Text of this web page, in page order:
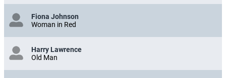
Fiona Johnson
Woman in Red
Harry Lawrence
Old Man